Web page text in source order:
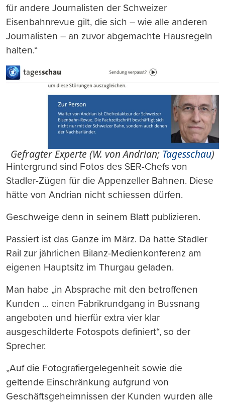
für andere Journalisten der Schweizer
Eisenbahnrevue gilt, die sich – wie alle anderen
Journalisten – an zuvor abgemachte Hausregeln
halten.“
Gefragter Experte (W. von Andrian; Tagesschau)
Hintergrund sind Fotos des SER-Chefs von
Stadler-Zügen für die Appenzeller Bahnen. Diese
hätte von Andrian nicht schiessen dürfen.
Geschweige denn in seinem Blatt publizieren.
Passiert ist das Ganze im März. Da hatte Stadler
Rail zur jährlichen Bilanz-Medienkonferenz am
eigenen Hauptsitz im Thurgau geladen.
Man habe „in Absprache mit den betroffenen
Kunden … einen Fabrikrundgang in Bussnang
angeboten und hierfür extra vier klar
ausgeschilderte Fotospots definiert“, so der
Sprecher.
„Auf die Fotografiergelegenheit sowie die
geltende Einschränkung aufgrund von
Geschäftsgeheimnissen der Kunden wurden alle